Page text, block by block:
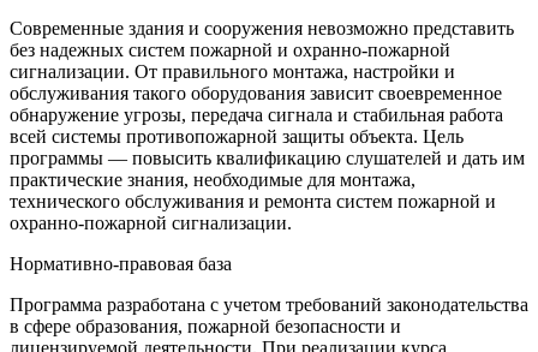
Современные здания и сооружения невозможно представить
без надежных систем пожарной и охранно-пожарной
сигнализации. От правильного монтажа, настройки и
обслуживания такого оборудования зависит своевременное
обнаружение угрозы, передача сигнала и стабильная работа
всей системы противопожарной защиты объекта. Цель
программы — повысить квалификацию слушателей и дать им
практические знания, необходимые для монтажа,
технического обслуживания и ремонта систем пожарной и
охранно-пожарной сигнализации.
Нормативно-правовая база
Программа разработана с учетом требований законодательства
в сфере образования, пожарной безопасности и